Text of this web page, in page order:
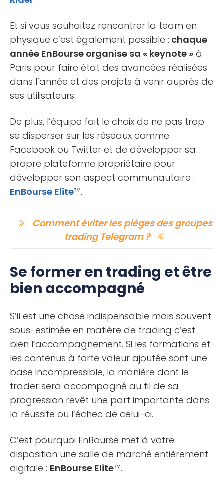
Et si vous souhaitez rencontrer la team en
physique c’est également possible : chaque
année EnBourse organise sa « keynote » à
Paris pour faire état des avancées réalisées
dans l’année et des projets à venir auprès de
ses utilisateurs.
De plus, l’équipe fait le choix de ne pas trop
se disperser sur les réseaux comme
Facebook ou Twitter et de développer sa
propre plateforme propriétaire pour
développer son aspect communautaire :
EnBourse Elite™.
Comment éviter les pièges des groupes
trading Telegram ?
Se former en trading et être
bien accompagné
S’il est une chose indispensable mais souvent
sous-estimée en matière de trading c’est
bien l’accompagnement. Si les formations et
les contenus à forte valeur ajoutée sont une
base incompressible, la manière dont le
trader sera accompagné au fil de sa
progression revêt une part importante dans
la réussite ou l’échec de celui-ci.
C’est pourquoi EnBourse met à votre
disposition une salle de marché entièrement
digitale : EnBourse Elite™.